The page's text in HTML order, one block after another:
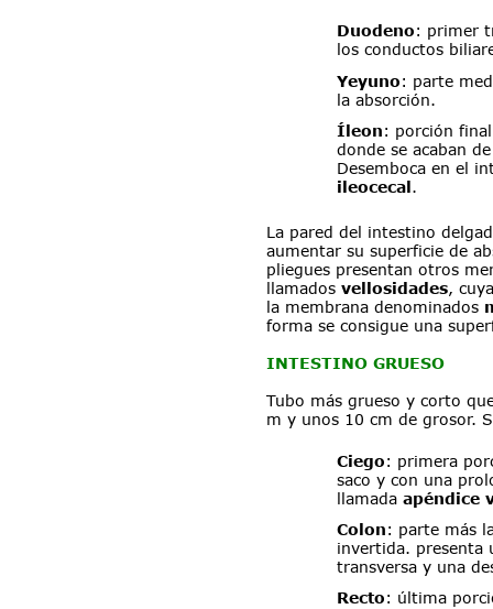
Duodeno: primer
los conductos
Yeyuno: parte
la absorción.
Íleon: porción
donde se acaban
Desemboca en el
ileocecal.
La pared del intestino
aumentar su superficie de
pliegues presentan otros
llamados vellosidades,
la membrana denominados
forma se consigue una
INTESTINO GRUESO
Tubo más grueso y corto
m y unos 10 cm de grosor.
Ciego: primera
saco y con una
llamada apéndice
Colon: parte más
invertida. presenta
transversa y una
Recto: última